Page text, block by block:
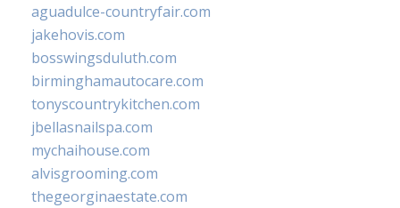
aguadulce-countryfair.com
jakehovis.com
bosswingsduluth.com
birminghamautocare.com
tonyscountrykitchen.com
jbellasnailspa.com
mychaihouse.com
alvisgrooming.com
thegeorginaestate.com